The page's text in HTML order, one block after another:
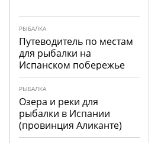
РЫБАЛКА
Путеводитель по местам
для рыбалки на
Испанском побережье
РЫБАЛКА
Озера и реки для
рыбалки в Испании
(провинция Аликанте)